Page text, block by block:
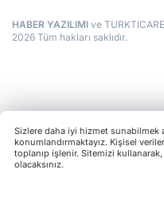
HABER YAZILIMI ve
2026 Tüm hakları saklıdır.
Sizlere daha iyi hizmet sunabilmek
konumlandırmaktayız. Kişisel
toplanıp işlenir. Sitemizi
olacaksınız.